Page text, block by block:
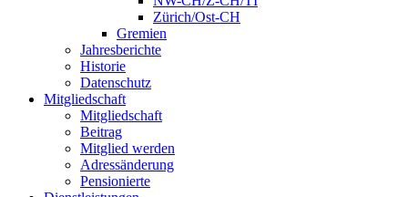
Zürich/Ost-CH
Gremien
Jahresberichte
Historie
Datenschutz
Mitgliedschaft
Mitgliedschaft
Beitrag
Mitglied werden
Adressänderung
Pensionierte